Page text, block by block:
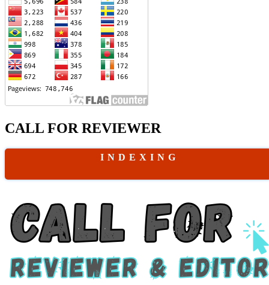
CALL FOR REVIEWER
I N D E X I N G